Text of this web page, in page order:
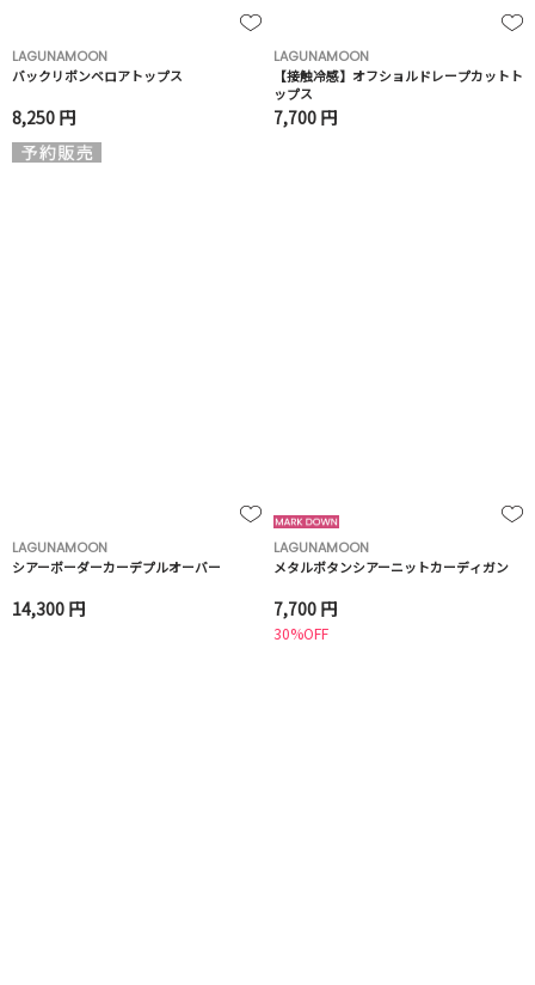
LAGUNAMOON
バックリボンベロアトップス
8,250 円
LAGUNAMOON
【接触冷感】オフショルドレープカットト
ップス
7,700 円
LAGUNAMOON
シアーボーダーカーデプルオーバー
14,300 円
LAGUNAMOON
メタルボタンシアーニットカーディガン
7,700 円
30%OFF